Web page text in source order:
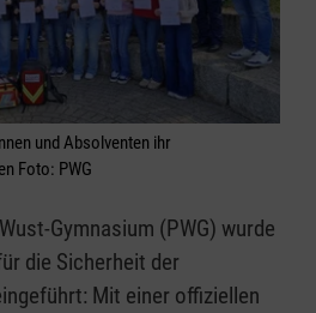
und Absolventen ihr
Foto: PWG
Gymnasium (PWG) wurde
die Sicherheit der
Mit einer offiziellen